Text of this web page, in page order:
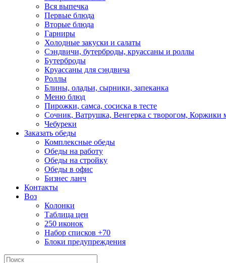
Вся выпечка
Первые блюда
Вторые блюда
Гарниры
Холодные закуски и салаты
Сэндвичи, бутерброды, круассаны и роллы
Бутерброды
Круассаны для сэндвича
Роллы
Блины, оладьи, сырники, запеканка
Меню блюд
Пирожки, самса, сосиска в тесте
Сочник, Ватрушка, Венгерка с творогом, Коржики
Чебуреки
Заказать обеды
Комплексные обеды
Обеды на работу
Обеды на стройку
Обеды в офис
Бизнес ланч
Контакты
Воз
Колонки
Таблица цен
250 иконок
Набор списков +70
Блоки предупреждения